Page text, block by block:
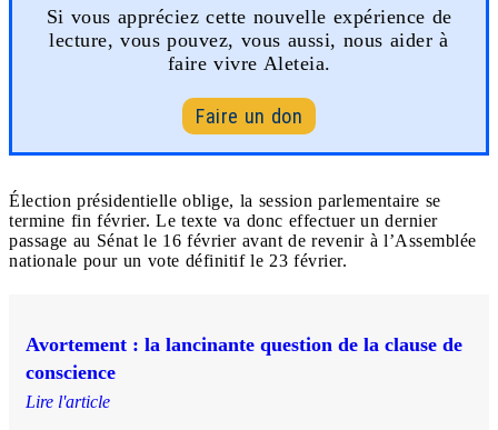
Si vous appréciez cette nouvelle expérience de
lecture, vous pouvez, vous aussi, nous aider à
faire vivre Aleteia.
Faire un don
Élection présidentielle oblige, la session parlementaire se
termine fin février. Le texte va donc effectuer un dernier
passage au Sénat le 16 février avant de revenir à l’Assemblée
nationale pour un vote définitif le 23 février.
Avortement : la lancinante question de la clause de
conscience
Lire l'article